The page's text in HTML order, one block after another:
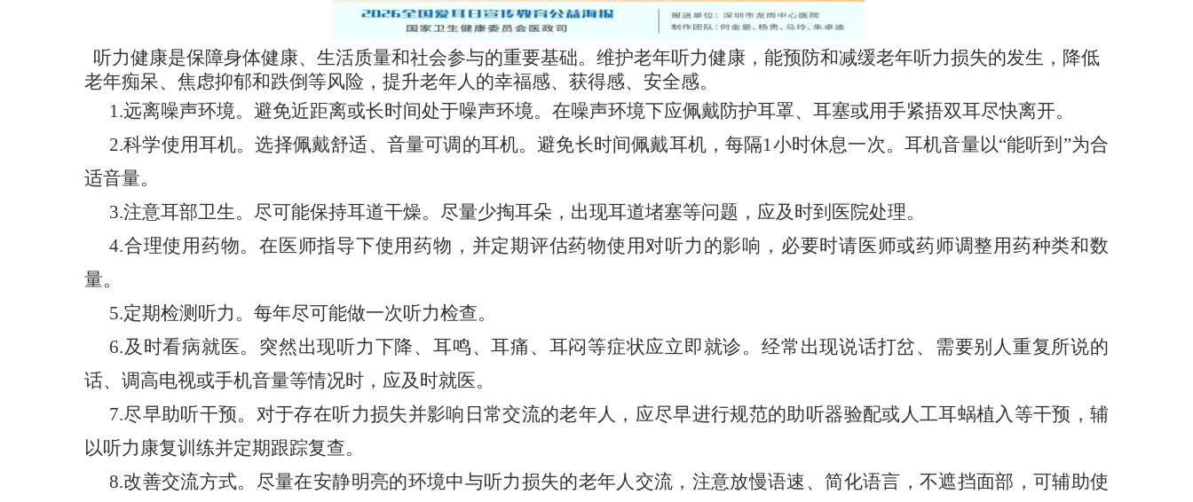
听力健康是保障身体健康、生活质量和社会参与的重要基础。维护老年听力健康，能预防和减缓老年听力损失的发生，降低
老年痴呆、焦虑抑郁和跌倒等风险，提升老年人的幸福感、获得感、安全感。
1.远离噪声环境。 避免近距离或长时间处于噪声环境。在噪声环境下应佩戴防护耳罩、耳塞或用手紧捂双耳尽快离开。
2.科学使用耳机。选择佩戴舒适、音量可调的耳机。避免长时间佩戴耳机，每隔1小时休息一次。耳机音量以“能听到”为合
适音量。
3.注意耳部卫生。 尽可能保持耳道干燥。尽量少掏耳朵，出现耳道堵塞等问题，应及时到医院处理。
4.合理使用药物。在医师指导下使用药物，并定期评估药物使用对听力的影响，必要时请医师或药师调整用药种类和数
量。
5.定期检测听力。 每年尽可能做一次听力检查。
6.及时看病就医。 突然出现听力下降、耳鸣、耳痛、耳闷等症状应立即就诊。经常出现说话打岔、需要别人重复所说的
话、调高电视或手机音量等情况时，应及时就医。
7.尽早助听干预。 对于存在听力损失并影响日常交流的老年人，应尽早进行规范的助听器验配或人工耳蜗植入等干预，辅
以听力康复训练并定期跟踪复查。
8.改善交流方式。 尽量在安静明亮的环境中与听力损失的老年人交流，注意放慢语速、简化语言，不遮挡面部，可辅助使